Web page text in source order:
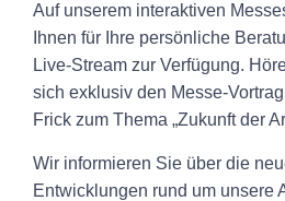
Auf unserem interaktiven
Ihnen für Ihre persönliche
Live-Stream zur Verfügung.
sich exklusiv den Messe-
Frick zum Thema „Zukunft der
Wir informieren Sie über die
Entwicklungen rund um unsere